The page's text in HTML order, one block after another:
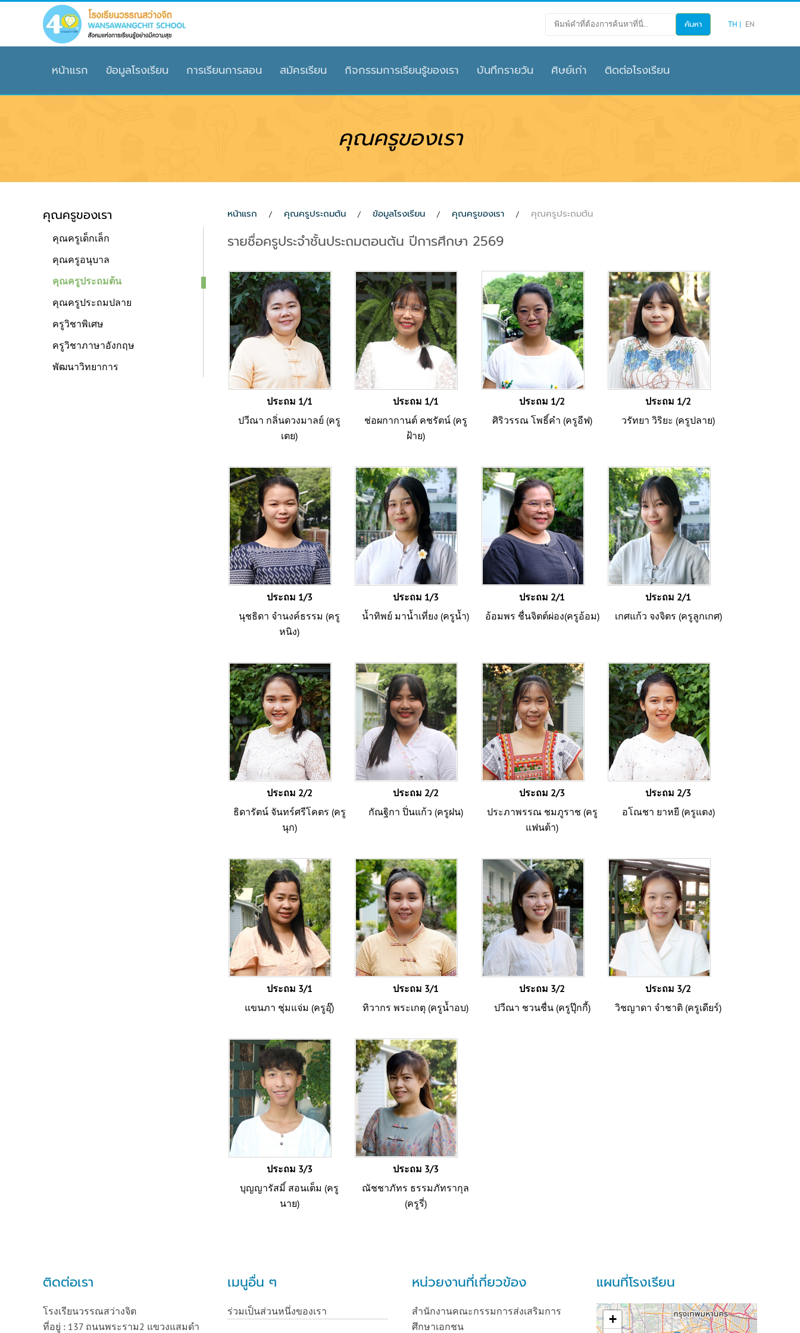
Skip to main content
TH EN
หน้าแรก ข้อมูลโรงเรียน การเรียนการสอน สมัครเรียน กิจกรรมการเรียนรู้ของเรา บันทึกรายวัน ศิษย์เก่า ติดต่อโรงเรียน
คุณครูของเรา
หน้าแรก คุณครูประถมต้น ข้อมูลโรงเรียน คุณครูของเรา คุณครูประถมต้น
รายชื่อครูประจำชั้นประถมตอนต้น ปีการศึกษา 2569
ประถม 1/1
ปวีณา กลิ่นดวงมาลย์ (ครู
เตย)
ประถม 1/1
ช่อผกากานต์ คชรัตน์ (ครู
ฝ้าย)
ประถม 1/2
ศิริวรรณ โพธิ์คำ (ครูอีฟ)
ประถม 1/2
วรัทยา วิริยะ (ครูปลาย)
ประถม 1/3
นุชธิดา จำนงค์ธรรม (ครู
หนิง)
ประถม 1/3
น้ำทิพย์ มาน้ำเที่ยง (ครูน้ำ)
ประถม 2/1
อ้อมพร ชื่นจิตต์ผ่อง(ครูอ้อม)
ประถม 2/1
เกศแก้ว จงจิตร (ครูลูกเกศ)
ประถม 2/2
ธิดารัตน์ จันทร์ศรีโคตร (ครู
นุก)
ประถม 2/2
กัณฐิกา ปิ่นแก้ว (ครูฝน)
ประถม 2/3
ประภาพรรณ ชมภูราช (ครู
แฟนต้า)
ประถม 2/3
อโณชา ยาหยี (ครูแตง)
ประถม 3/1
แขนภา ชุ่มแจ่ม (ครูอุ๊)
ประถม 3/1
ทิวากร พระเกตุ (ครูน้ำอบ)
ประถม 3/2
ปวีณา ชวนชื่น (ครูปุ๊กกี้)
ประถม 3/2
วิชญาดา จำชาติ (ครูเดียร์)
ประถม 3/3
บุญญารัสมิ์ สอนเต็ม (ครู
นาย)
ประถม 3/3
ณัชชาภัทร ธรรมภัทรากุล
(ครูรี่)
คุณครูของเรา
คุณครูเด็กเล็ก
คุณครูอนุบาล
คุณครูประถมต้น
คุณครูประถมปลาย
ครูวิชาพิเศษ
ครูวิชาภาษาอังกฤษ
พัฒนาวิทยาการ
ติดต่อเรา
โรงเรียนวรรณสว่างจิต
ที่อยู่ : 137 ถนนพระราม2 แขวงแสมดำ
เมนูอื่น ๆ
ร่วมเป็นส่วนหนึ่งของเรา
หน่วยงานที่เกี่ยวข้อง
สำนักงานคณะกรรมการส่งเสริมการ
ศึกษาเอกชน
แผนที่โรงเรียน
+